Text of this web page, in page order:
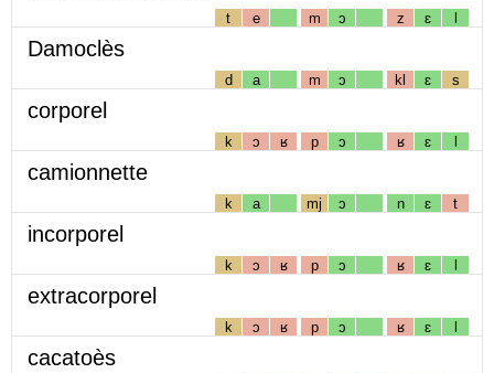
t e m ɔ z ɛ l
Damoclès
d a m ɔ kl ɛ s
corporel
k ɔ ʁ p ɔ ʁ ɛ l
camionnette
k a mj ɔ n ɛ t
incorporel
k ɔ ʁ p ɔ ʁ ɛ l
extracorporel
k ɔ ʁ p ɔ ʁ ɛ l
cacatoès